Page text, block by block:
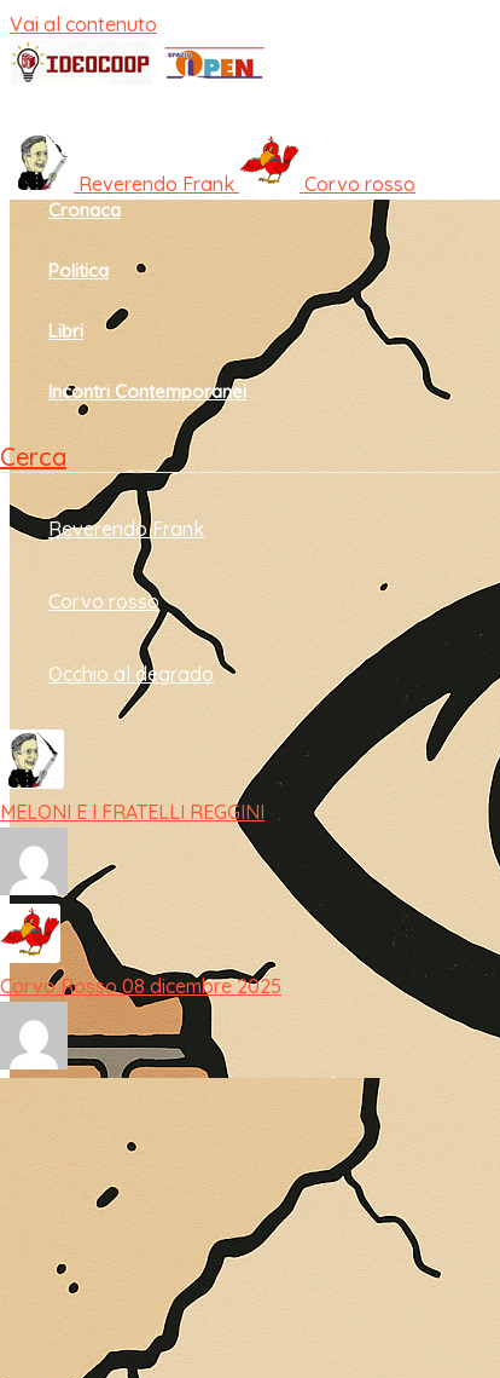
Vai al contenuto
Cultura e società
Cronaca
Politica
Libri
Incontri Contemporanei
Cerca
Reverendo Frank
Corvo rosso
Occhio al degrado
MELONI E I FRATELLI REGGINI
Corvo Rosso 08 dicembre 2025
Reverendo Frank Corvo rosso